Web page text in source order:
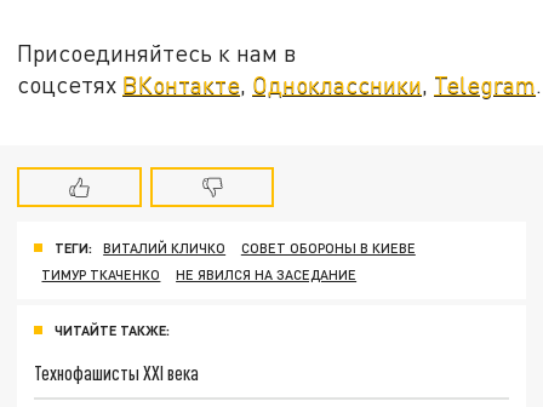
Присоединяйтесь к нам в
соцсетях ВКонтакте, Одноклассники, Telegram.
ТЕГИ: ВИТАЛИЙ КЛИЧКО
СОВЕТ ОБОРОНЫ В КИЕВЕ
ТИМУР ТКАЧЕНКО
НЕ ЯВИЛСЯ НА ЗАСЕДАНИЕ
ЧИТАЙТЕ ТАКЖЕ:
Технофашисты XXI века